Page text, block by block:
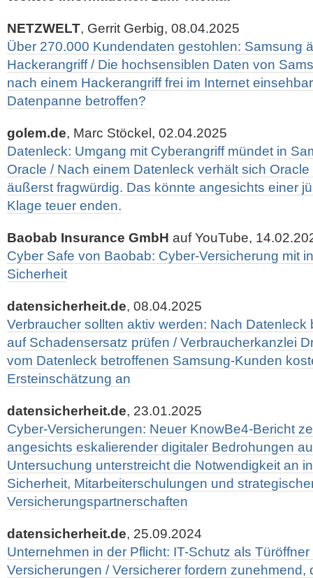
NETZWELT, Gerrit Gerbig, 08.04.2025
Über 270.000 Kundendaten gestohlen: Samsung
Hackerangriff / Die hochsensiblen Daten von
nach einem Hackerangriff frei im Internet
Datenpanne betroffen?
golem.de, Marc Stöckel, 02.04.2025
Datenleck: Umgang mit Cyberangriff mündet in
Oracle / Nach einem Datenleck verhält sich
äußerst fragwürdig. Das könnte angesichts einer
Klage teuer enden.
Baobab Insurance GmbH auf YouTube,
Cyber Safe von Baobab: Cyber-Versicherung mit
Sicherheit
datensicherheit.de, 08.04.2025
Verbraucher sollten aktiv werden: Nach Datenleck
auf Schadensersatz prüfen / Verbraucherkanzlei
vom Datenleck betroffenen Samsung-Kunden
Ersteinschätzung an
datensicherheit.de, 23.01.2025
Cyber-Versicherungen: Neuer KnowBe4-Bericht
angesichts eskalierender digitaler Bedrohungen
Untersuchung unterstreicht die Notwendigkeit an
Sicherheit, Mitarbeiterschulungen und
Versicherungspartnerschaften
datensicherheit.de, 25.09.2024
Unternehmen in der Pflicht: IT-Schutz als
Versicherungen / Versicherer fordern zunehmend,